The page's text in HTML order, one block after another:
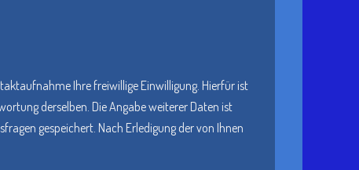
Ihre freiwillige Einwilligung. Hierfür ist
derselben. Die Angabe weiterer Daten ist
gespeichert. Nach Erledigung der von Ihnen